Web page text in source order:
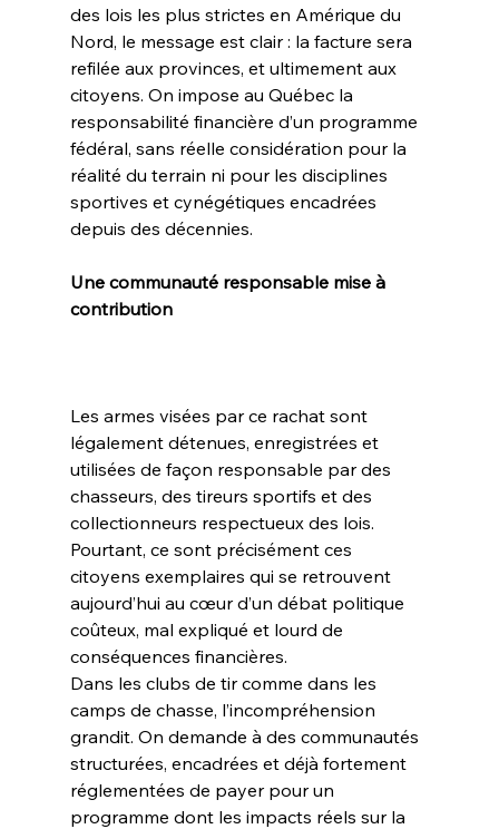
des lois les plus strictes en Amérique du
Nord, le message est clair : la facture sera
refilée aux provinces, et ultimement aux
citoyens. On impose au Québec la
responsabilité financière d’un programme
fédéral, sans réelle considération pour la
réalité du terrain ni pour les disciplines
sportives et cynégétiques encadrées
depuis des décennies.
Une communauté responsable mise à
contribution
Les armes visées par ce rachat sont
légalement détenues, enregistrées et
utilisées de façon responsable par des
chasseurs, des tireurs sportifs et des
collectionneurs respectueux des lois.
Pourtant, ce sont précisément ces
citoyens exemplaires qui se retrouvent
aujourd’hui au cœur d’un débat politique
coûteux, mal expliqué et lourd de
conséquences financières.
Dans les clubs de tir comme dans les
camps de chasse, l’incompréhension
grandit. On demande à des communautés
structurées, encadrées et déjà fortement
réglementées de payer pour un
programme dont les impacts réels sur la